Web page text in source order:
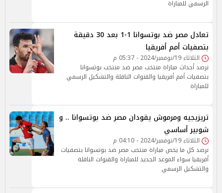
الرسمي للمباراة
تعادل مصر ضد بوتسوانا 1-1 بعد 30 دقيقة
بتصفيات أمم أفريقيا
الثلاثاء 19/نوفمبر/2024 - 05:37 م
نرصد أحداث مباراة منتخب مصر ضد منتخب بوتسوانا
بتصفيات أمم أفريقيا والقنوات الناقلة والتشكيل الرسمي
للمباراة
تريزيجيه ومرموش يقودان مصر ضد بوتسوانا .. و
شوبير أساسي
الثلاثاء 19/نوفمبر/2024 - 04:10 م
نرصد كل ما يخص مباراة منتخب مصر ضد بوتسوانا بتصفيات
أفريقيا سواء الموعد الجديد للمباراة والقنوات الناقلة
والتشكيل الرسمي